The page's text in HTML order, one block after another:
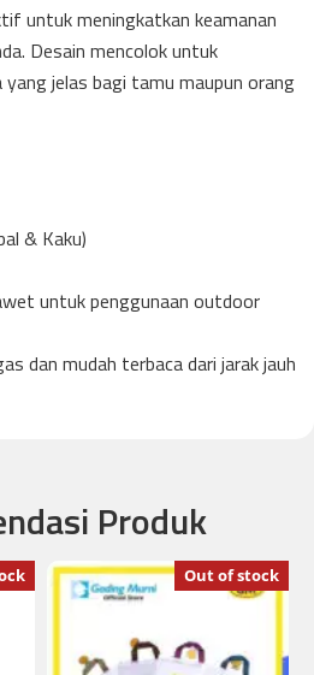
untuk meningkatkan keamanan
Desain mencolok untuk
jelas bagi tamu maupun orang
& Kaku)
untuk penggunaan outdoor
dan mudah terbaca dari jarak jauh
Produk
Out of stock